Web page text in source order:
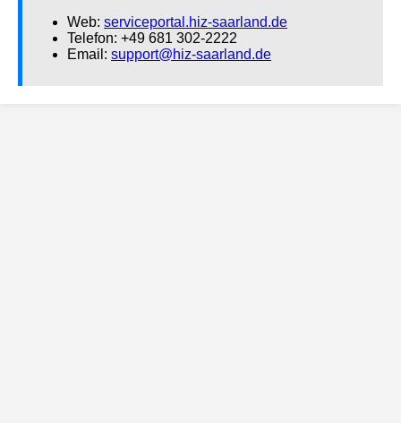
Web: serviceportal.hiz-saarland.de
Telefon: +49 681 302-2222
Email: support@hiz-saarland.de